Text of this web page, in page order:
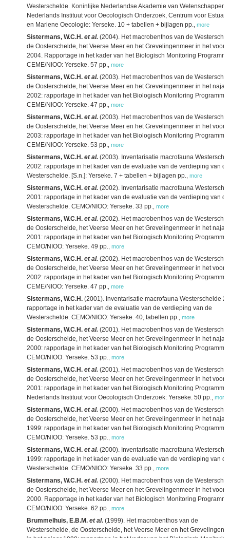
Westerschelde. Koninlijke Nederlandse Akademie van Wetenschappen,
Nederlands Instituut voor Oecologisch Onderzoek, Centrum voor
en Mariene Oecologie: Yerseke. 10 + tabellen + bijlagen pp. more
Sistermans, W.C.H. et al. (2004). Het macrobenthos van de
de Oosterschelde, het Veerse Meer en het Grevelingenmeer in het
2004. Rapportage in het kader van het Biologisch Monitoring
CEME/NIOO: Yerseke. 57 pp. more
Sistermans, W.C.H. et al. (2003). Het macrobenthos van de
de Oosterschelde, het Veerse Meer en het Grevelingenmeer in het najaar
2002: rapportage in het kader van het Biologisch Monitoring Programma.
CEME/NIOO: Yerseke. 47 pp. more
Sistermans, W.C.H. et al. (2003). Het macrobenthos van de
de Oosterschelde, het Veerse Meer en het Grevelingenmeer in het
2003: rapportage in het kader van het Biologisch Monitoring Programma.
CEME/NIOO: Yerseke. 53 pp. more
Sistermans, W.C.H. et al. (2003). Inventarisatie macrofauna
2002: rapportage in het kader van de evaluatie van de verdieping van de
Westerschelde. [S.n.]: Yerseke. 7 + tabellen + bijlagen pp. more
Sistermans, W.C.H. et al. (2002). Inventarisatie macrofauna
2001: rapportage in het kader van de evaluatie van de verdieping van de
Westerschelde. CEMO/NIOO: Yerseke. 33 pp. more
Sistermans, W.C.H. et al. (2002). Het macrobenthos van de
de Oosterschelde, het Veerse Meer en het Grevelingenmeer in het najaar
2001: rapportage in het kader van het Biologisch Monitoring Programma.
CEMO/NIOO: Yerseke. 49 pp. more
Sistermans, W.C.H. et al. (2002). Het macrobenthos van de
de Oosterschelde, het Veerse Meer en het Grevelingenmeer in het
2002: rapportage in het kader van het Biologisch Monitoring Programma.
CEME/NIOO: Yerseke. 47 pp. more
Sistermans, W.C.H. (2001). Inventarisatie macrofauna Westerschelde
rapportage in het kader van de evaluatie van de verdieping van de
Westerschelde. CEMO/NIOO: Yerseke. 40, tabellen pp. more
Sistermans, W.C.H. et al. (2001). Het macrobenthos van de
de Oosterschelde, het Veerse Meer en het Grevelingenmeer in het najaar
2000: rapportage in het kader van het Biologisch Monitoring Programma.
CEMO/NIOO: Yerseke. 53 pp. more
Sistermans, W.C.H. et al. (2001). Het macrobenthos van de
de Oosterschelde, het Veerse Meer en het Grevelingenmeer in het
2001: rapportage in het kader van het Biologisch Monitoring Programma.
Nederlands Instituut voor Oecologisch Onderzoek: Yerseke. 50 pp. more
Sistermans, W.C.H. et al. (2000). Het macrobenthos van de
de Oosterschelde, het Veerse Meer en het Grevelingenmeer in het najaar
1999: rapportage in het kader van het Biologisch Monitoring Programma.
CEMO/NIOO: Yerseke. 53 pp. more
Sistermans, W.C.H. et al. (2000). Inventarisatie macrofauna
1999: rapportage in het kader van de evaluatie van de verdieping van de
Westerschelde. CEMO/NIOO: Yerseke. 33 pp. more
Sistermans, W.C.H. et al. (2000). Het macrobenthos van de
de Oosterschelde, het Veerse Meer en het Grevelingenmeer in het
2000. Rapportage in het kader van het Biologisch Monitoring
CEMO/NIOO: Yerseke. 62 pp. more
Brummelhuis, E.B.M. et al. (1999). Het macrobenthos van de
Westerschelde, de Oosterschelde, het Veerse Meer en het